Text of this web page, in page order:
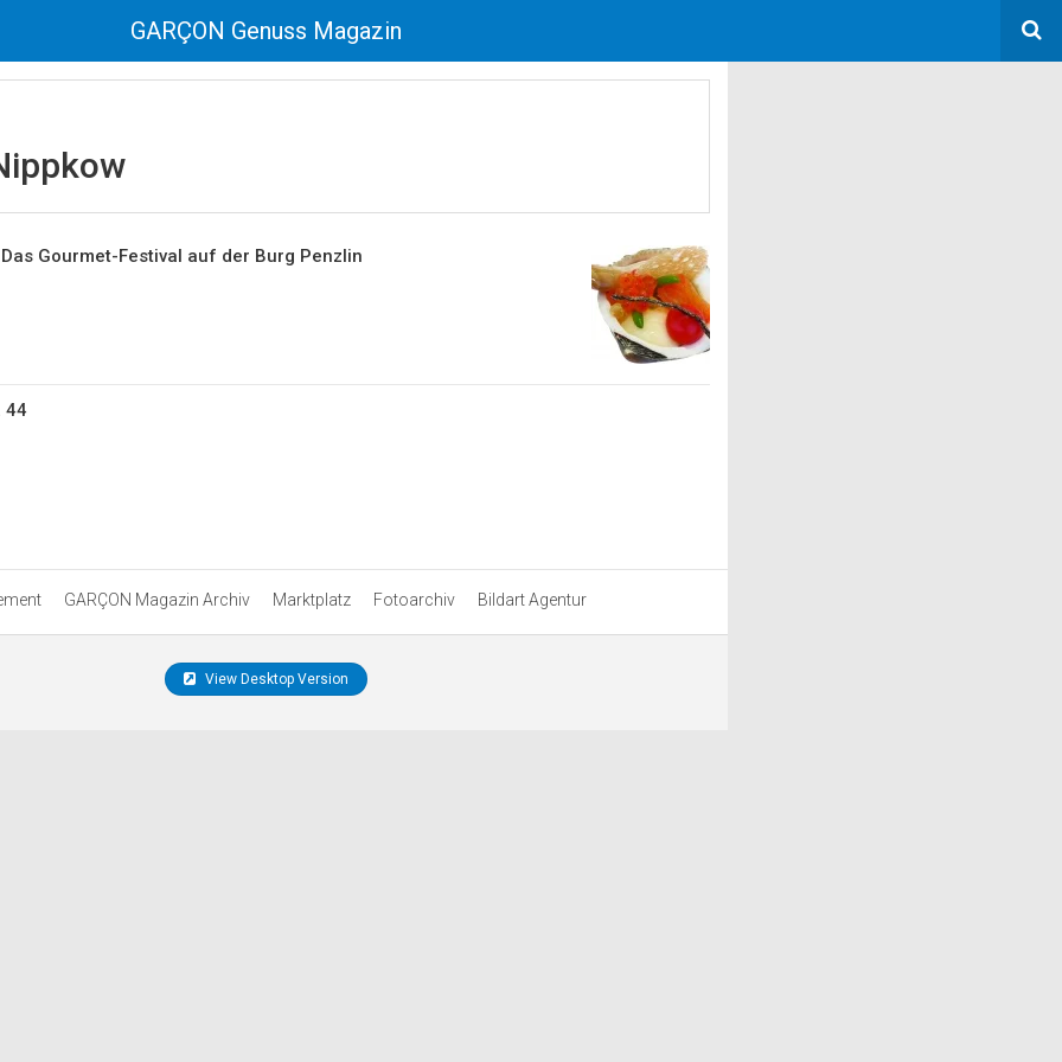
GARÇON Genuss Magazin
Das Gourmet-Festival auf der Burg Penzlin
44
GARÇON Magazin Archiv Marktplatz Fotoarchiv Bildart Agentur
View Desktop Version